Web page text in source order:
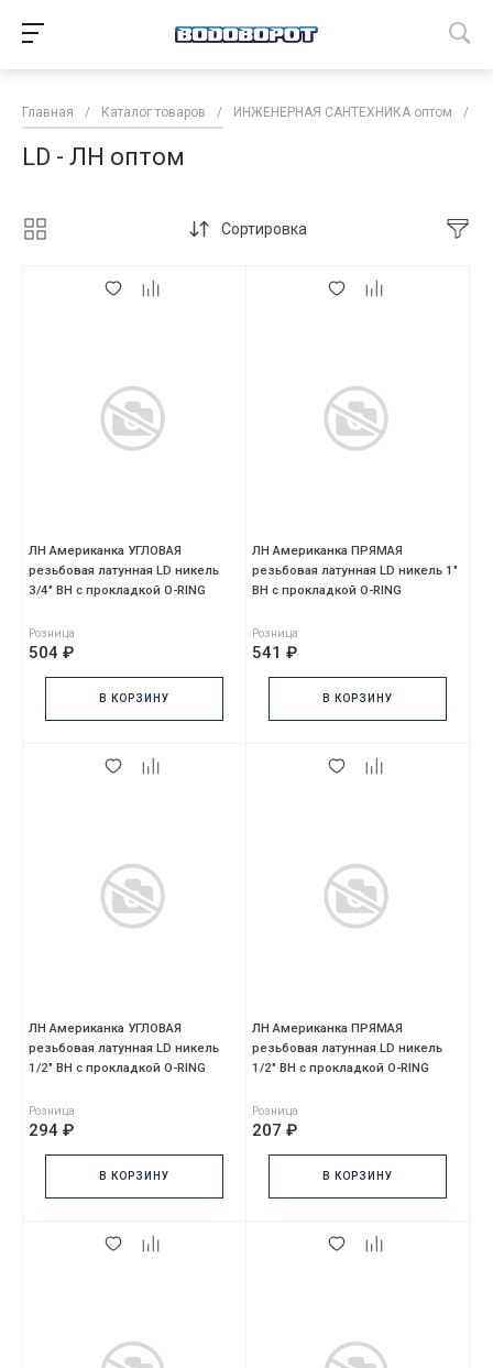
Главная / Каталог товаров / ИНЖЕНЕРНАЯ САНТЕХНИКА оптом /
LD - ЛН оптом
Сортировка
ЛН Американка УГЛОВАЯ
резьбовая латунная LD никель
3/4" ВН с прокладкой O-RING
Розница
504 ₽
В КОРЗИНУ
ЛН Американка ПРЯМАЯ
резьбовая латунная LD никель 1"
ВН с прокладкой O-RING
Розница
541 ₽
В КОРЗИНУ
ЛН Американка УГЛОВАЯ
резьбовая латунная LD никель
1/2" ВН с прокладкой O-RING
Розница
294 ₽
В КОРЗИНУ
ЛН Американка ПРЯМАЯ
резьбовая латунная LD никель
1/2" ВН с прокладкой O-RING
Розница
207 ₽
В КОРЗИНУ